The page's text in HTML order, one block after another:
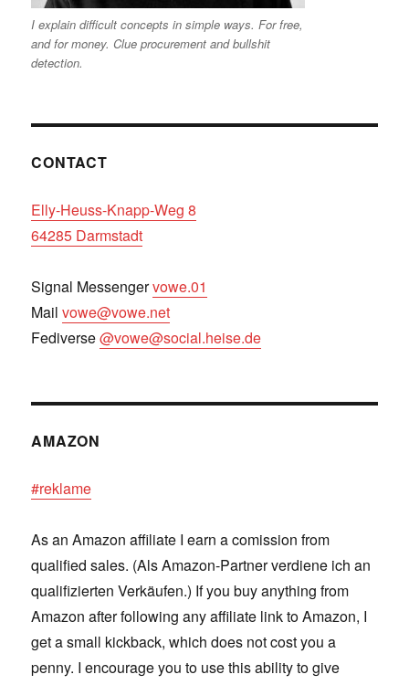
I explain difficult concepts in simple ways. For free,
and for money. Clue procurement and bullshit
detection.
CONTACT
Elly-Heuss-Knapp-Weg 8
64285 Darmstadt
Signal Messengervowe.01
Mailvowe@vowe.net
Fediverse@vowe@social.heise.de
AMAZON
#reklame
As an Amazon affiliate I earn a comission from
qualified sales. (Als Amazon-Partner verdiene ich an
qualifizierten Verkäufen.) If you buy anything from
Amazon after following any affiliate link to Amazon, I
get a small kickback, which does not cost you a
penny. I encourage you to use this ability to give